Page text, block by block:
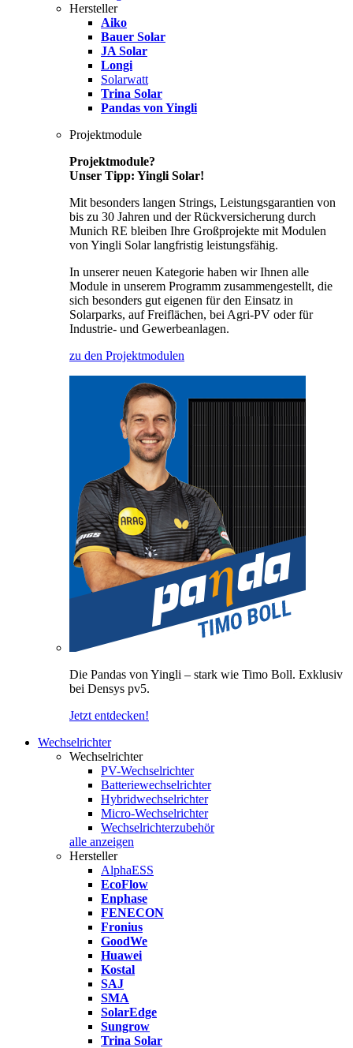
Hersteller
Aiko
Bauer Solar
JA Solar
Longi
Solarwatt
Trina Solar
Pandas von Yingli
Projektmodule
Projektmodule?
Unser Tipp: Yingli Solar!
Mit besonders langen Strings, Leistungsgarantien von
bis zu 30 Jahren und der Rückversicherung durch
Munich RE bleiben Ihre Großprojekte mit Modulen
von Yingli Solar langfristig leistungsfähig.
In unserer neuen Kategorie haben wir Ihnen alle
Module in unserem Programm zusammengestellt, die
sich besonders gut eigenen für den Einsatz in
Solarparks, auf Freiflächen, bei Agri-PV oder für
Industrie- und Gewerbeanlagen.
zu den Projektmodulen
Die Pandas von Yingli – stark wie Timo Boll. Exklusiv
bei Densys pv5.
Jetzt entdecken!
Wechselrichter
Wechselrichter
PV-Wechselrichter
Batteriewechselrichter
Hybridwechselrichter
Micro-Wechselrichter
Wechselrichterzubehör
alle anzeigen
Hersteller
AlphaESS
EcoFlow
Enphase
FENECON
Fronius
GoodWe
Huawei
Kostal
SAJ
SMA
SolarEdge
Sungrow
Trina Solar